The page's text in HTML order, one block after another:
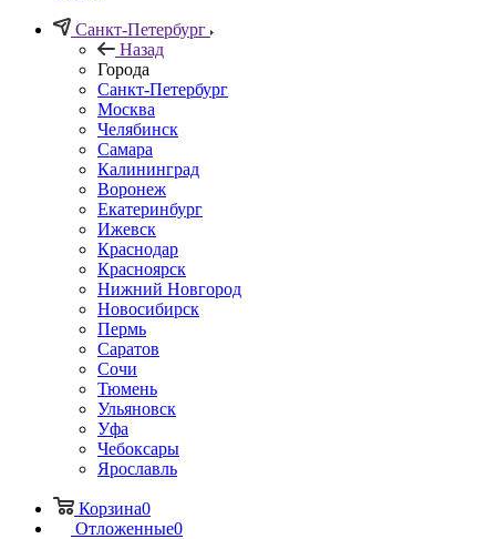
Санкт-Петербург
Назад
Города
Санкт-Петербург
Москва
Челябинск
Самара
Калининград
Воронеж
Екатеринбург
Ижевск
Краснодар
Красноярск
Нижний Новгород
Новосибирск
Пермь
Саратов
Сочи
Тюмень
Ульяновск
Уфа
Чебоксары
Ярославль
Корзина0
Отложенные0